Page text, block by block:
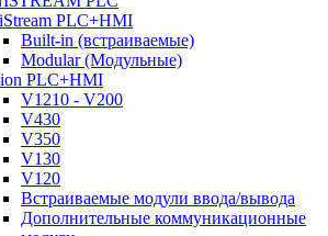
PLC+HMI
Built-in (встраиваемые)
Modular (Модульные)
PLC+HMI
V1210 - V200
V430
V350
V130
V120
Встраиваемые модули ввода/вывода
Дополнительные коммуникационные